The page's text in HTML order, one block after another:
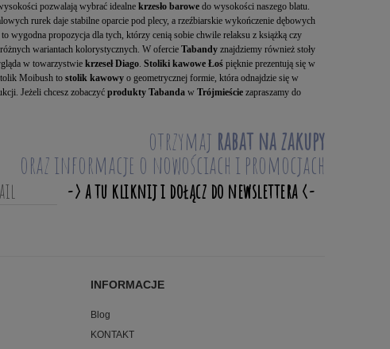
pozwalają wybrać idealne krzesło barowe do wysokości naszego blatu.
rurek daje stabilne oparcie pod plecy, a rzeźbiarskie wykończenie dębowych
to wygodna propozycja dla tych, którzy cenią sobie chwile relaksu z książką czy
wariantach kolorystycznych. W ofercie Tabandy znajdziemy również stoły
w towarzystwie krzeseł Diago. Stoliki kawowe Łoś pięknie prezentują się w
Moibush to stolik kawowy o geometrycznej formie, która odnajdzie się w
Jeżeli chcesz zobaczyć produkty Tabanda w Trójmieście zapraszamy do
otrzymaj rabat na zakupy
oraz informacje o nowościach i promocjach
INFORMACJE
Blog
KONTAKT